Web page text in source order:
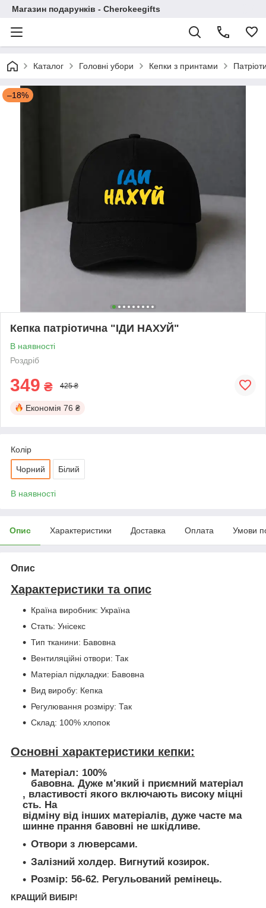
Магазин подарунків - Cherokeegifts
Каталог Головні убори Кепки з принтами
–18%
Кепка патріотична "ІДИ НАХУЙ"
В наявності
Роздріб
349 ₴ 425 ₴
Економія 76 ₴
Колір
Чорний Білий
В наявності
Опис Характеристики Доставка Оплата Умови
Опис
Характеристики та опис
Країна виробник: Україна
Стать: Унісекс
Тип тканини: Бавовна
Вентиляційні отвори: Так
Матеріал підкладки: Бавовна
Вид виробу: Кепка
Регулювання розміру: Так
Склад: 100% хлопок
Основні характеристики кепки:
Матеріал: 100%
бавовна. Дуже м'який і приємний матеріал
, властивості якого включають високу міцні
сть. На
відміну від інших матеріалів, дуже часте ма
шинне прання бавовні не шкідливе.
Отвори з люверсами.
Залізний холдер. Вигнутий козирок.
Розмір: 56-62. Регульований ремінець.
КРАЩИЙ ВИБІР!